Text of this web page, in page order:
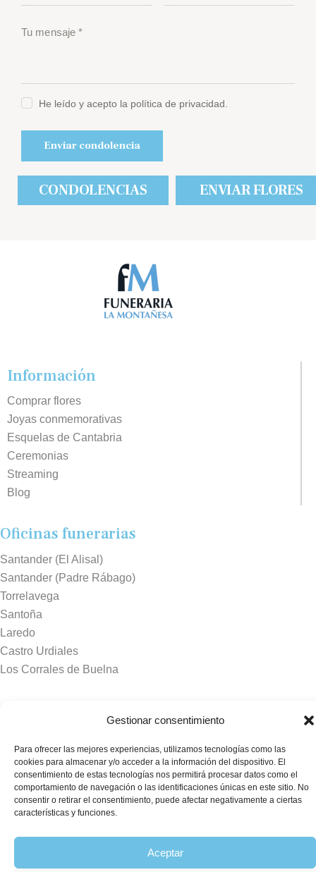
Gestionar consentimiento
Para ofrecer las mejores experiencias, utilizamos tecnologías como las
cookies para almacenar y/o acceder a la información del dispositivo. El
consentimiento de estas tecnologías nos permitirá procesar datos como el
comportamiento de navegación o las identificaciones únicas en este sitio. No
consentir o retirar el consentimiento, puede afectar negativamente a ciertas
características y funciones.
Aceptar
He leído y acepto la política de privacidad.
CONDOLENCIAS ENVIAR FLORES
Información
Comprar flores
Joyas conmemorativas
Esquelas de Cantabria
Ceremonias
Streaming
Blog
Oficinas funerarias
Santander (El Alisal)
Santander (Padre Rábago)
Torrelavega
Santoña
Laredo
Castro Urdiales
Los Corrales de Buelna
Sierrallana
Real Valle de Cayón
Laredo
Puente Viesgo